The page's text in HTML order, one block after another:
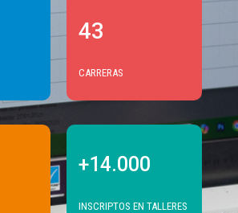
43
CARRERAS
+14.000
INSCRIPTOS EN TALLERES